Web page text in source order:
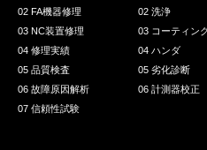
02 FA機器修理
03 NC装置修理
04 修理実績
05 品質検査
06 故障原因解析
07 信頼性試験
02 洗浄
03 コーティン
04 ハンダ
05 劣化診断
06 計測器校正